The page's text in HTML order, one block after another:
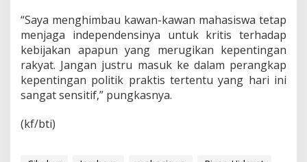
“Saya menghimbau kawan-kawan mahasiswa tetap
menjaga independensinya untuk kritis terhadap
kebijakan apapun yang merugikan kepentingan
rakyat. Jangan justru masuk ke dalam perangkap
kepentingan politik praktis tertentu yang hari ini
sangat sensitif,” pungkasnya.
(kf/bti)